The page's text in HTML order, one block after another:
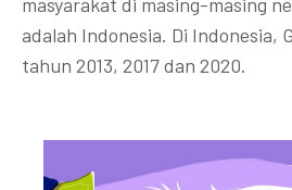
adalah Indonesia. Di Indonesia,
tahun 2013, 2017 dan 2020.